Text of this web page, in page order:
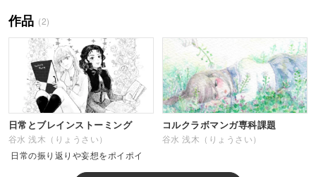
作品 (2)
日常とブレインストーミング
谷水 浅木（りょうさい）
日常の振り返りや妄想をポイポイ
コルクラボマンガ専科課題
谷水 浅木（りょうさい）